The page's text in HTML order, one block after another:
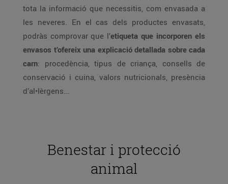
tota la informació que necessitis, com envasada a
les neveres. En el cas dels productes envasats,
podràs comprovar que l’etiqueta que incorporen els
envasos t’ofereix una explicació detallada sobre cada
carn: procedència, tipus de criança, consells de
conservació i cuina, valors nutricionals, presència
d’al•lèrgens...
Benestar i protecció
animal